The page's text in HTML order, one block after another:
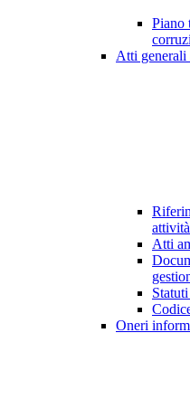
Piano
Atti generali
attività
Atti
Oneri